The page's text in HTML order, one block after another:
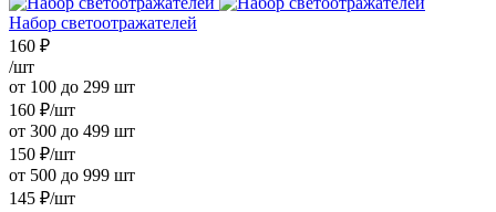
Набор светоотражателей
160 ₽
/шт
от 100 до 299 шт
160 ₽/шт
от 300 до 499 шт
150 ₽/шт
от 500 до 999 шт
145 ₽/шт